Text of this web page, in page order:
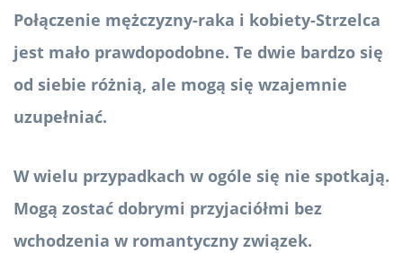
Połączenie mężczyzny-raka i kobiety-Strzelca
jest mało prawdopodobne. Te dwie bardzo się
od siebie różnią, ale mogą się wzajemnie
uzupełniać.
W wielu przypadkach w ogóle się nie spotkają.
Mogą zostać dobrymi przyjaciółmi bez
wchodzenia w romantyczny związek.